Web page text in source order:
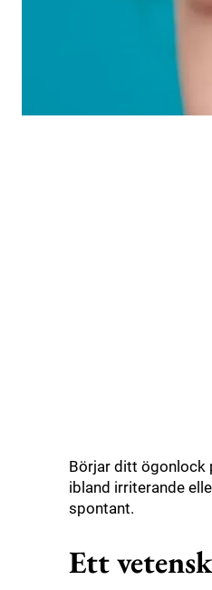
Börjar ditt ögonlock
ibland irriterande
spontant.
Ett